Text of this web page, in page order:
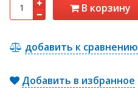
В корзину
добавить к сравнению
Добавить в избранное